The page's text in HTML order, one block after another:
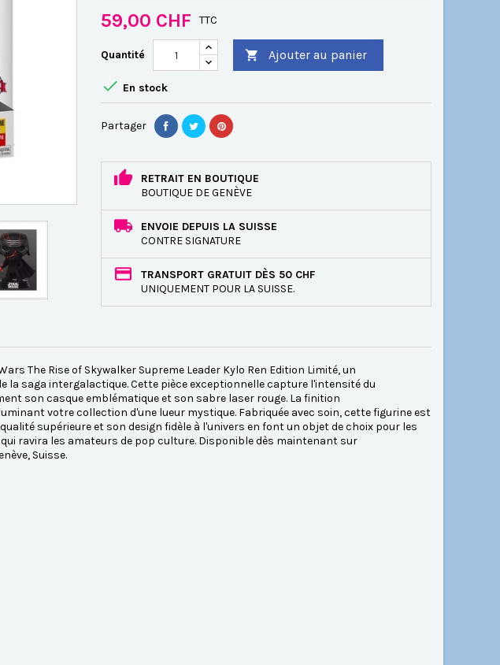
59,00 CHF TTC
Quantité  Ajouter au panier
 En stock
Partager
RETRAIT EN BOUTIQUE
BOUTIQUE DE GENÈVE
ENVOIE DEPUIS LA SUISSE
CONTRE SIGNATURE
TRANSPORT GRATUIT DÈS 50 CHF
UNIQUEMENT POUR LA SUISSE.
The Rise of Skywalker Supreme Leader Kylo Ren Edition Limité, un
saga intergalactique. Cette pièce exceptionnelle capture l'intensité du
son casque emblématique et son sabre laser rouge. La finition
votre collection d'une lueur mystique. Fabriquée avec soin, cette figurine est
supérieure et son design fidèle à l'univers en font un objet de choix pour les
ravira les amateurs de pop culture. Disponible dès maintenant sur
Suisse.